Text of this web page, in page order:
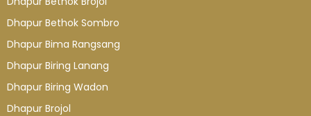
Dhapur Bethok Sombro
Dhapur Bima Rangsang
Dhapur Biring Lanang
Dhapur Biring Wadon
Dhapur Brojol